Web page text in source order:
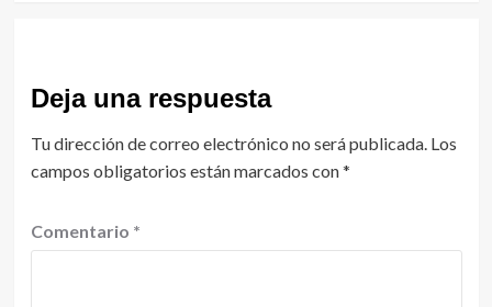
Deja una respuesta
Tu dirección de correo electrónico no será publicada. Los
campos obligatorios están marcados con*
Comentario *